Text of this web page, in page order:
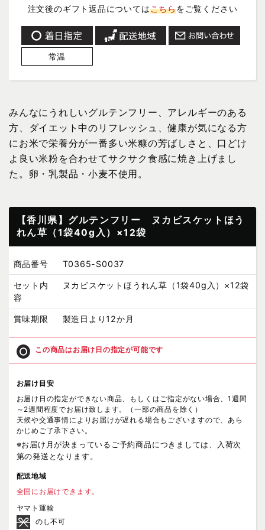
注文後のギフト返品についてはこちらをご覧ください
常温
みんなにうれしいグルテンフリー、アレルギーのある
方、ダイエット中のリフレッシュ、健康が気になる方
にお米で栄養分が一番多い米糠の芳ばしさと、口どけ
よ良い米粉を合わせてサクサク食感に焼き上げまし
た。卵・乳製品・小麦不使用。
【香川県】グルテンフリー ヌカビスケットほう
れん草（1袋40g入）×12袋
商品番号 T0365-S0037
セット内
容
ヌカビスケットほうれん草（1袋40g入）×12袋
賞味期限 製造日より12か月
この商品はお届け日の指定が可能です
お届け目安
お届け日の指定ができない商品、もしくはご指定がない場合、1週間
～2週間程度でお届け致します。（一部の商品を除く）
天候や交通事情によりお届けが遅れる場合もございますので、あら
かじめご了承下さい。
※お届け月が決まっているご予約商品につきましては、入荷次
第の発送となります。
配送地域
全国にお届けできます。
ヤマト運輸
のし不可